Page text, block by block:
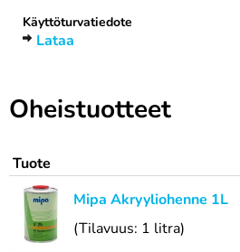
Käyttöturvatiedote
Lataa
Oheistuotteet
Tuote
Mipa Akryyliohenne 1L
(Tilavuus: 1 litra)